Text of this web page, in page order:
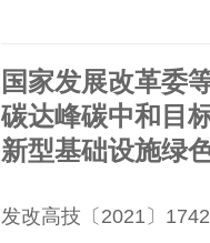
国家发展改革委
碳达峰碳中和目
新型基础设施绿
发改高技〔2021〕